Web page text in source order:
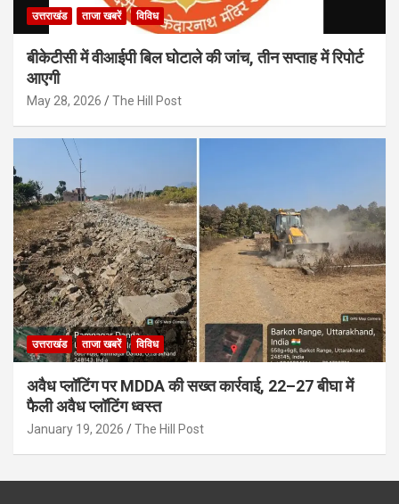
उत्तराखंड ताजा खबरें विविध
बीकेटीसी में वीआईपी बिल घोटाले की जांच, तीन सप्ताह में रिपोर्ट
आएगी
May 28, 2026 The Hill Post
उत्तराखंड ताजा खबरें विविध
अवैध प्लॉटिंग पर MDDA की सख्त कार्रवाई, 22–27 बीघा में
फैली अवैध प्लॉटिंग ध्वस्त
January 19, 2026 The Hill Post